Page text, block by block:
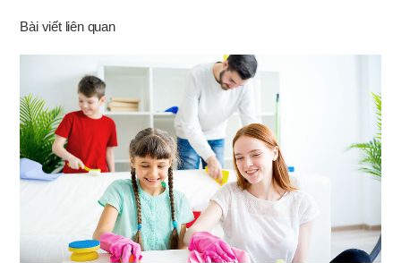
Bài viết liên quan